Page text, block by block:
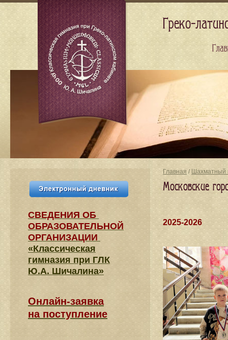
Главная / Шахматный
Московские
2025-2026
СВЕДЕНИЯ​ ОБ
ОБРАЗОВАТЕЛЬНОЙ
ОРГАНИЗАЦИИ
«Классическая
гимназия при ГЛК
Ю.А. Шичалина»
Онлайн-заявка
на поступление
Греко-